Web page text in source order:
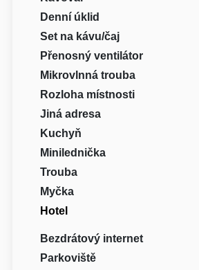
Denní úklid
Set na kávu/čaj
Přenosný ventilátor
Mikrovlnná trouba
Rozloha místnosti
Jiná adresa
Kuchyň
Minilednička
Trouba
Myčka
Hotel
Bezdrátový internet
Parkoviště